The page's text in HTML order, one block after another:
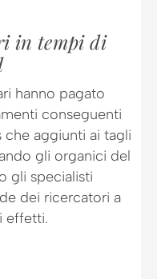
in tempi di
hanno pagato
conseguenti
che aggiunti ai tagli
gli organici del
gli specialisti
dei ricercatori a
effetti.